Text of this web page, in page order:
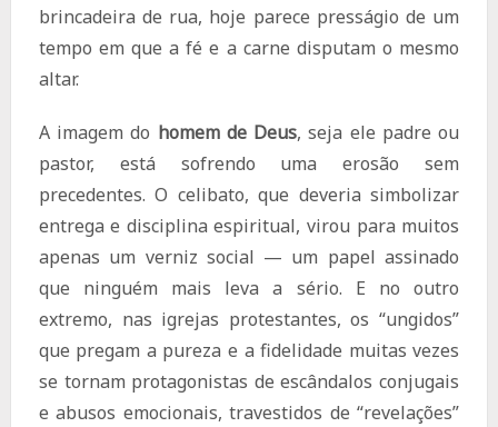
brincadeira de rua, hoje parece presságio de um
tempo em que a fé e a carne disputam o mesmo
altar.
A imagem do homem de Deus, seja ele padre ou
pastor, está sofrendo uma erosão sem
precedentes. O celibato, que deveria simbolizar
entrega e disciplina espiritual, virou para muitos
apenas um verniz social — um papel assinado
que ninguém mais leva a sério. E no outro
extremo, nas igrejas protestantes, os “ungidos”
que pregam a pureza e a fidelidade muitas vezes
se tornam protagonistas de escândalos conjugais
e abusos emocionais, travestidos de “revelações”